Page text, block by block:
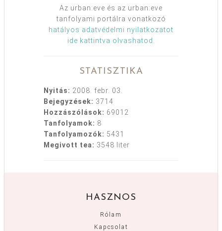
Az urban:eve és az urban:eve
tanfolyami portálra vonatkozó
hatályos adatvédelmi nyilatkozatot
ide kattintva olvashatod
STATISZTIKA
Nyitás: 2008. febr. 03.
Bejegyzések: 3714
Hozzászólások: 69012
Tanfolyamok: 8
Tanfolyamozók: 5431
Megivott tea: 3548 liter
HASZNOS
Rólam
Kapcsolat